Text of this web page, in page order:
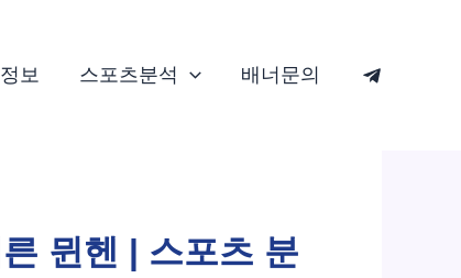
보 스포츠분석 배너문의
뮌헨 | 스포츠 분